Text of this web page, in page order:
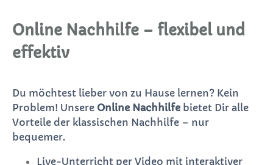
Online Nachhilfe – flexibel und
effektiv
Du möchtest lieber von zu Hause lernen? Kein
Problem! Unsere Online Nachhilfe bietet Dir alle
Vorteile der klassischen Nachhilfe – nur
bequemer.
Live-Unterricht per Video mit interaktiver